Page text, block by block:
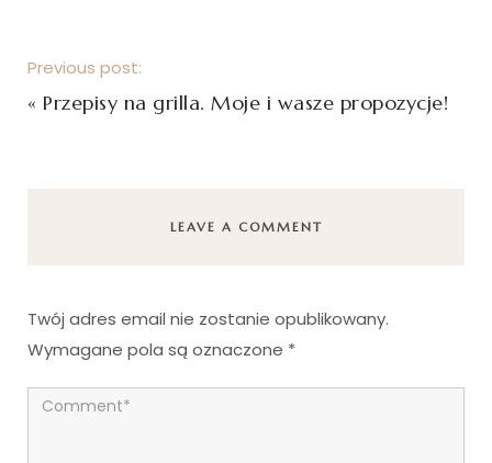
Previous post:
« Przepisy na grilla. Moje i wasze propozycje!
LEAVE A COMMENT
Twój adres email nie zostanie opublikowany.
Wymagane pola są oznaczone *